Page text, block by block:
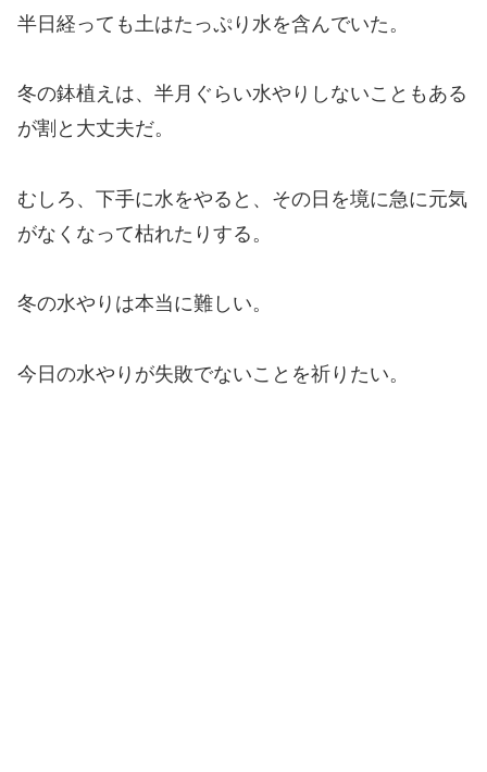
半日経っても土はたっぷり水を含んでいた。
冬の鉢植えは、半月ぐらい水やりしないこともある
が割と大丈夫だ。
むしろ、下手に水をやると、その日を境に急に元気
がなくなって枯れたりする。
冬の水やりは本当に難しい。
今日の水やりが失敗でないことを祈りたい。